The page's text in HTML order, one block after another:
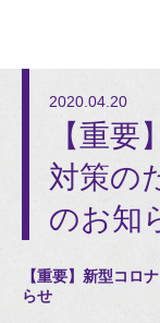
2020.04.20
【重
対策の
のお知
【重要】新型コロ
らせ